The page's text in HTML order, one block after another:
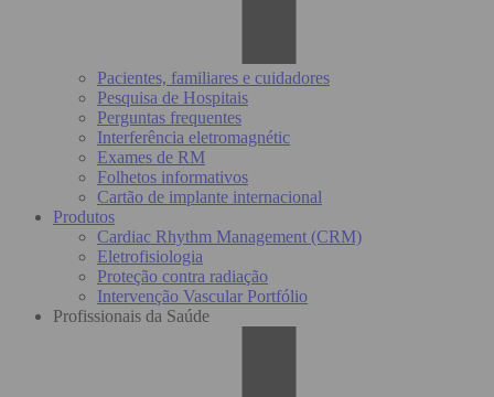
Pacientes, familiares e cuidadores
Pesquisa de Hospitais
Perguntas frequentes
Interferência eletromagnétic
Exames de RM
Folhetos informativos
Cartão de implante internacional
Produtos
Cardiac Rhythm Management (CRM)
Eletrofisiologia
Proteção contra radiação
Intervenção Vascular Portfólio
Profissionais da Saúde